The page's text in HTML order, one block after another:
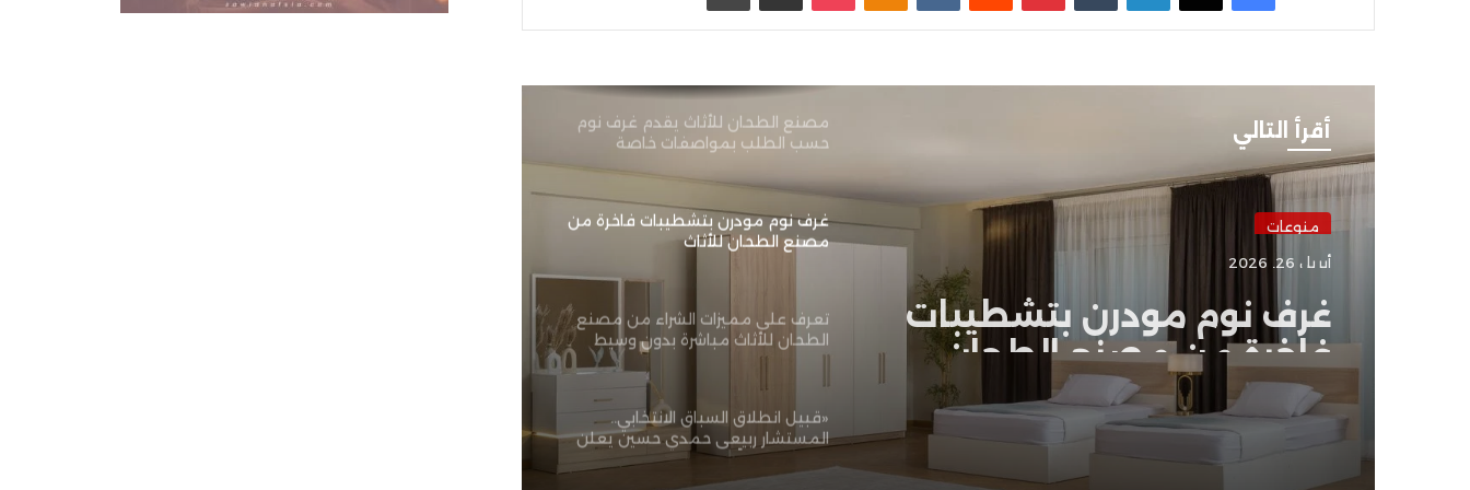
أقرأ التالي
منوعات
أبريل 26, 2026
غرف نوم مودرن بتشطيبات
فاخرة من مصنع الطحان
للأثاث
مصنع الطحان للأثاث يقدم غرف نوم
حسب الطلب بمواصفات خاصة
غرف نوم مودرن بتشطيبات فاخرة من
مصنع الطحان للأثاث
تعرف على مميزات الشراء من مصنع
الطحان للأثاث مباشرة بدون وسيط
«قبيل انطلاق السباق الانتخابي..
المستشار ربيعي حمدي حسين يعلن
ترشحه رسمياً لعضوية مجلس إدارة
نادي رويال»